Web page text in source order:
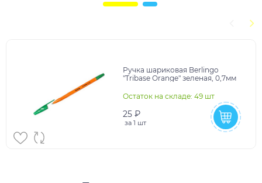
Ручка шариковая Berlingo
"Tribase Orange" зеленая, 0,7мм
Остаток на складе: 49 шт
25 ₽
за 1 шт